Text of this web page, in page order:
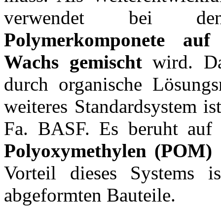
verwendet bei
Polymerkomponete
Wachs gemischtwird.
durch organische
weiteres Standardsystem
Fa. BASF. Es beruht
Polyoxymethylen (POM)
Vorteil dieses Systems
abgeformten Bauteile.